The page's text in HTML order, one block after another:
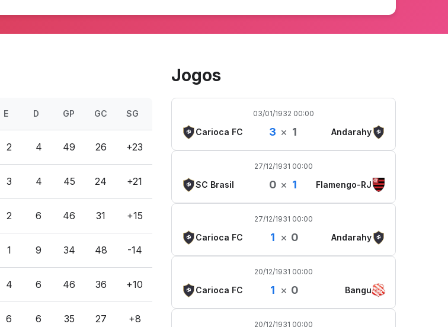
E D GP GC SG
2 4 49 26 +23
3 4 45 24 +21
2 6 46 31 +15
1 9 34 48 -14
4 6 46 36 +10
6 6 35 27 +8
Jogos
03/01/1932 00:00
Carioca FC 3 × 1 Andarahy
27/12/1931 00:00
SC Brasil 0 × 1 Flamengo-RJ
27/12/1931 00:00
Carioca FC 1 × 0 Andarahy
20/12/1931 00:00
Carioca FC 1 × 0 Bangu
20/12/1931 00:00